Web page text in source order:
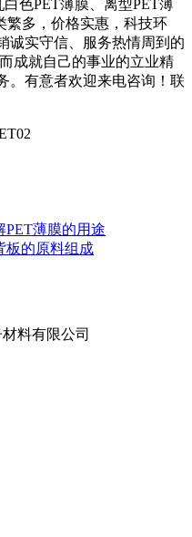
色PET薄膜、离型PET薄
繁多，价格实惠，科技环
诚实守信、服务热情周到的
成就自己的事业的立业精
。有意者欢迎来电咨询！联
PET薄膜的用途
板的原料组成
料有限公司